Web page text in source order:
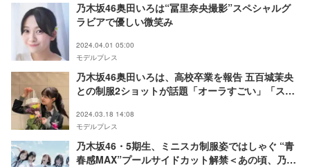
乃木坂46奥田いろは“冨里奈央撮影”スペシャルグ
ラビアで優しい微笑み
2024.04.01 05:00
モデルプレス
乃木坂46奥田いろは、高校卒業を報告 五百城茉央
との制服2ショットが話題「オーラすごい」「スタ
2024.03.18 14:08
モデルプレス
乃木坂46・5期生、ミニスカ制服姿ではしゃぐ “青
春感MAX”プールサイドカット解禁＜あの頃、乃木